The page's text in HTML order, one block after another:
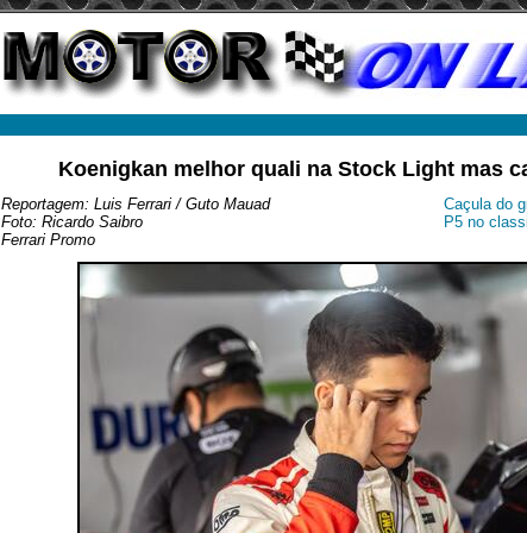
Koenigkan melhor quali na Stock Light mas
Reportagem: Luis Ferrari / Guto Mauad
Foto: Ricardo Saibro
Ferrari Promo
Caçula do
P5 no